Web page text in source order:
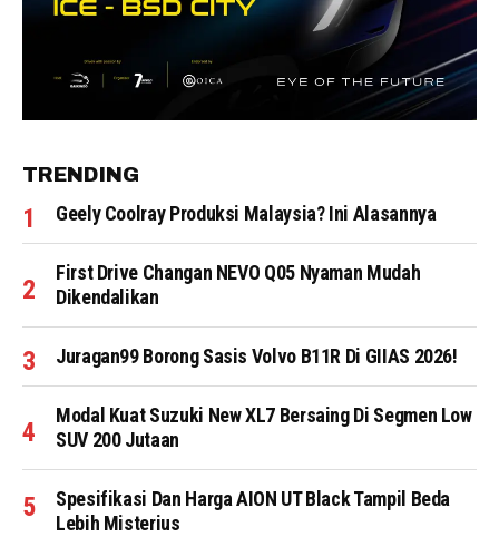
TRENDING
Geely Coolray Produksi Malaysia? Ini Alasannya
First Drive Changan NEVO Q05 Nyaman Mudah
Dikendalikan
Juragan99 Borong Sasis Volvo B11R Di GIIAS 2026!
Modal Kuat Suzuki New XL7 Bersaing Di Segmen Low
SUV 200 Jutaan
Spesifikasi Dan Harga AION UT Black Tampil Beda
Lebih Misterius